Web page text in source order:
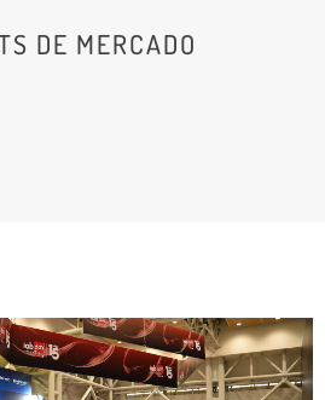
DE MERCADO